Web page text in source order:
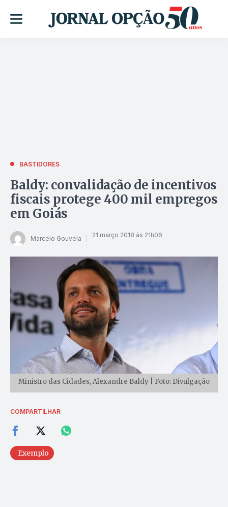
BASTIDORES
Baldy: convalidação de incentivos
fiscais protege 400 mil empregos
em Goiás
Marcelo Gouveia 21 março 2018 às 21h06
Ministro das Cidades, Alexandre Baldy | Foto: Divulgação
COMPARTILHAR
Exemplo